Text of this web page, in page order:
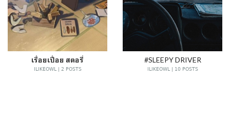
เรื่อยเปื่อย​ สตอรี่
ILIKEOWL | 2 POSTS
#SLEEPY DRIVER
ILIKEOWL | 10 POSTS